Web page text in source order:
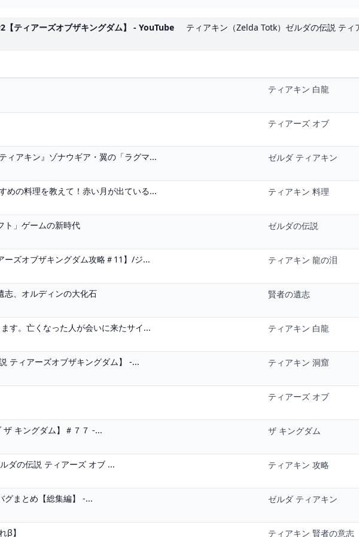
【ティアーズオブザキングダム】 - YouTube ティアキン（Zelda Totk）ゼルダの伝説 テ
ティアキン 白龍
ティアーズ オブ
ィアキン』ゾナウギア・翼の「ラグマ... ゼルダ ティアキン
めの料理を教えて！赤い月が出ている... ティアキン 料理
ト」ゲームの新時代 ゼルダの伝説
ズオブザキングダム攻略＃11】/ジ... ティアキン 龍の泪
志、オルディンの大化石 賢者の遺志
す。亡くなった人が会いに来たサイ... ティアキン 白龍
ティアーズオブザキングダム】 -... ティアキン 洞窟
ティアーズ オブ
キングダム】＃７７ -... ザ キングダム
ダの伝説 ティアーズ オブ ... ティアキン 攻略
グまとめ【総集編】 -... ゼルダ ティアキン
β】 ティアキン 賢者の意志